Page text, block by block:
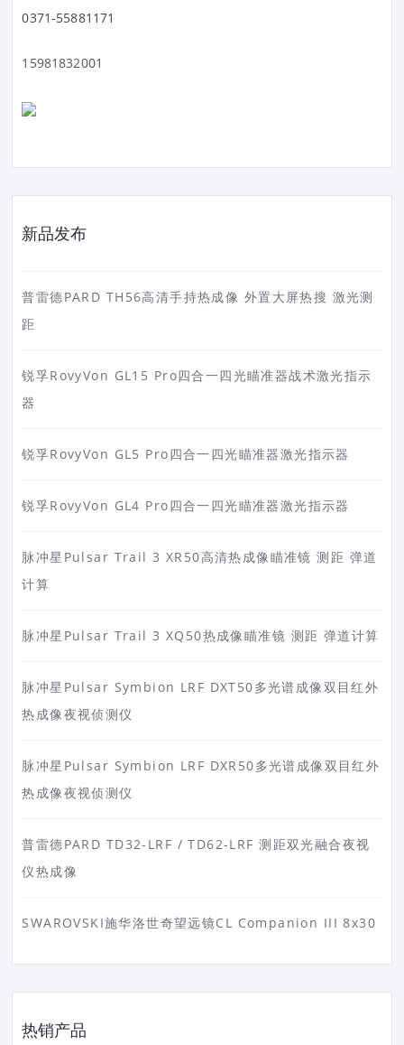
0371-55881171
15981832001
新品发布
普雷德PARD TH56高清手持热成像 外置大屏热搜 激光测
距
锐孚RovyVon GL15 Pro四合一四光瞄准器战术激光指示
器
锐孚RovyVon GL5 Pro四合一四光瞄准器激光指示器
锐孚RovyVon GL4 Pro四合一四光瞄准器激光指示器
脉冲星Pulsar Trail 3 XR50高清热成像瞄准镜 测距 弹道
计算
脉冲星Pulsar Trail 3 XQ50热成像瞄准镜 测距 弹道计算
脉冲星Pulsar Symbion LRF DXT50多光谱成像双目红外
热成像夜视侦测仪
脉冲星Pulsar Symbion LRF DXR50多光谱成像双目红外
热成像夜视侦测仪
普雷德PARD TD32-LRF / TD62-LRF 测距双光融合夜视
仪热成像
SWAROVSKI施华洛世奇望远镜CL Companion III 8x30
热销产品